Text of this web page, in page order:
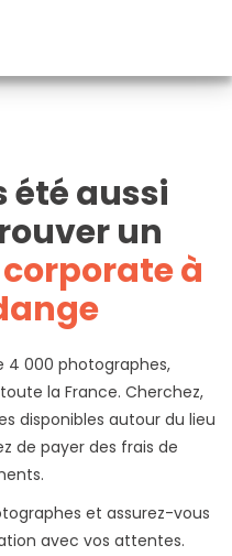
été aussi
un
à
4 000 photographes,
la France. Cherchez,
disponibles autour du lieu
de payer des frais de
et assurez-vous
avec vos attentes.